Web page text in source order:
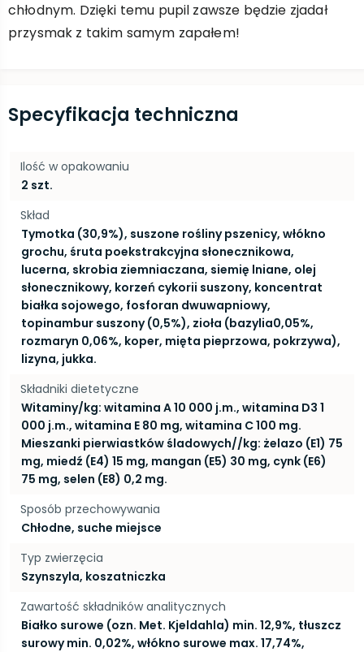
chłodnym. Dzięki temu pupil zawsze będzie zjadał
przysmak z takim samym zapałem!
Specyfikacja techniczna
Ilość w opakowaniu
2 szt.
Skład
Tymotka (30,9%), suszone rośliny pszenicy, włókno
grochu, śruta poekstrakcyjna słonecznikowa,
lucerna, skrobia ziemniaczana, siemię lniane, olej
słonecznikowy, korzeń cykorii suszony, koncentrat
białka sojowego, fosforan dwuwapniowy,
topinambur suszony (0,5%), zioła (bazylia0,05%,
rozmaryn 0,06%, koper, mięta pieprzowa, pokrzywa),
lizyna, jukka.
Składniki dietetyczne
Witaminy/kg: witamina A 10 000 j.m., witamina D3 1
000 j.m., witamina E 80 mg, witamina C 100 mg.
Mieszanki pierwiastków śladowych//kg: żelazo (E1) 75
mg, miedź (E4) 15 mg, mangan (E5) 30 mg, cynk (E6)
75 mg, selen (E8) 0,2 mg.
Sposób przechowywania
Chłodne, suche miejsce
Typ zwierzęcia
Szynszyla, koszatniczka
Zawartość składników analitycznych
Białko surowe (ozn. Met. Kjeldahla) min. 12,9%, tłuszcz
surowy min. 0,02%, włókno surowe max. 17,74%,